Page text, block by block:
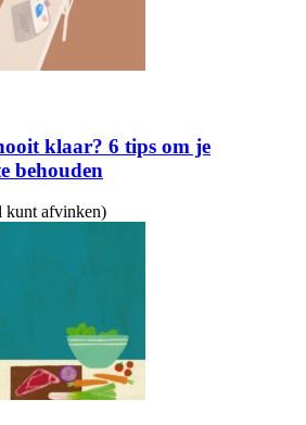
klaar? 6 tips om je
behouden
kunt afvinken)